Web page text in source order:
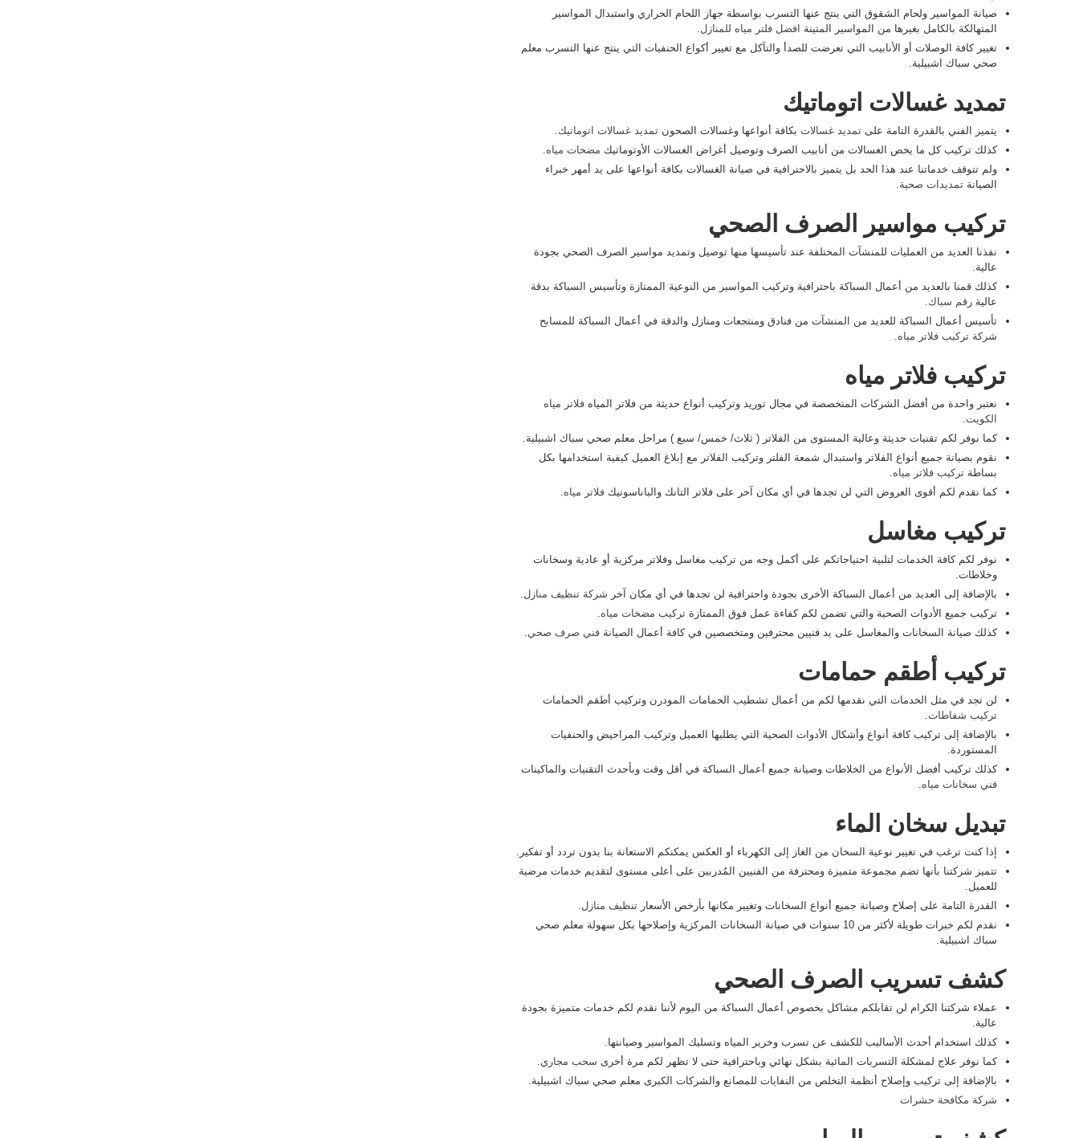
صيانة المواسير ولحام الشقوق التي ينتج عنها التسرب بواسطة جهاز اللحام الحراري واستبدال المواسير
المتهالكة بالكامل بغيرها من المواسير المتينة افضل فلتر مياه للمنازل
تغيير كافة الوصلات أو الأنابيب التي تعرضت للصدأ والتآكل مع تغيير أكواع الحنفيات التي ينتج عنها التسرب معلم
صحي سباك اشبيلية.
تمديد غسالات اتوماتيك
يتميز الفني بالقدرة التامة على تمديد غسالات بكافة أنواعها وغسالات الصحون تمديد غسالات اتوماتيك
كذلك تركيب كل ما يخص الغسالات من أنابيب الصرف وتوصيل أغراض الغسالات الأوتوماتيك مضخات مياه
ولم تتوقف خدماتنا عند هذا الحد بل يتميز بالاحترافية في صيانة الغسالات بكافة أنواعها على يد أمهر خبراء
الصيانة تمديدات صحية
تركيب مواسير الصرف الصحي
نفذنا العديد من العمليات للمنشآت المختلفة عند تأسيسها منها توصيل وتمديد مواسير الصرف الصحي بجودة
عالية.
كذلك قمنا بالعديد من أعمال السباكة باحترافية وتركيب المواسير من النوعية الممتازة وتأسيس السباكة بدقة
عالية رقم سباك
تأسيس أعمال السباكة للعديد من المنشآت من فنادق ومنتجعات ومنازل والدقة في أعمال السباكة للمسابح
شركة تركيب فلاتر مياه
تركيب فلاتر مياه
نعتبر واحدة من أفضل الشركات المتخصصة في مجال توريد وتركيب أنواع حديثة من فلاتر المياه فلاتر مياه
الكويت
كما نوفر لكم تقنيات حديثة وعالية المستوى من الفلاتر ( ثلاث/ خمس/ سبع ) مراحل معلم صحي سباك اشبيلية.
نقوم بصيانة جميع أنواع الفلاتر واستبدال شمعة الفلتر وتركيب الفلاتر مع إبلاغ العميل كيفية استخدامها بكل
بساطة تركيب فلاتر مياه
كما نقدم لكم أقوى العروض التي لن تجدها في أي مكان آخر على فلاتر التانك والباناسونيك فلاتر مياه
تركيب مغاسل
نوفر لكم كافة الخدمات لتلبية احتياجاتكم على أكمل وجه من تركيب مغاسل وفلاتر مركزية أو عادية وسخانات
وخلاطات.
بالإضافة إلى العديد من أعمال السباكة الأخرى بجودة واحترافية لن تجدها في أي مكان آخر شركة تنظيف منازل
تركيب جميع الأدوات الصحية والتي تضمن لكم كفاءة عمل فوق الممتازة تركيب مضخات مياه
كذلك صيانة السخانات والمغاسل على يد فنيين محترفين ومتخصصين في كافة أعمال الصيانة فني صرف صحي
تركيب أطقم حمامات
لن تجد في مثل الخدمات التي نقدمها لكم من أعمال تشطيب الحمامات المودرن وتركيب أطقم الحمامات
تركيب شفاطات
بالإضافة إلى تركيب كافة أنواع وأشكال الأدوات الصحية التي يطلبها العميل وتركيب المراحيض والحنفيات
المستوردة.
كذلك تركيب أفضل الأنواع من الخلاطات وصيانة جميع أعمال السباكة في أقل وقت وبأحدث التقنيات والماكينات
فني سخانات مياه
تبديل سخان الماء
إذا كنت ترغب في تغيير نوعية السخان من الغاز إلى الكهرباء أو العكس يمكنكم الاستعانة بنا بدون تردد أو تفكير.
تتميز شركتنا بأنها تضم مجموعة متميزة ومحترفة من الفنيين المُدربين على أعلى مستوى لتقديم خدمات مرضية
للعميل.
القدرة التامة على إصلاح وصيانة جميع أنواع السخانات وتغيير مكانها بأرخص الأسعار تنظيف منازل
نقدم لكم خبرات طويلة لأكثر من 10 سنوات في صيانة السخانات المركزية وإصلاحها بكل سهولة معلم صحي
سباك اشبيلية.
كشف تسريب الصرف الصحي
عملاء شركتنا الكرام لن تقابلكم مشاكل بخصوص أعمال السباكة من اليوم لأننا نقدم لكم خدمات متميزة بجودة
عالية.
كذلك استخدام أحدث الأساليب للكشف عن تسرب وخرير المياه وتسليك المواسير وصيانتها.
كما نوفر علاج لمشكلة التسربات المائية بشكل نهائي وباحترافية حتى لا تظهر لكم مرة أخرى سحب مجاري
بالإضافة إلى تركيب وإصلاح أنظمة التخلص من النفايات للمصانع والشركات الكبرى معلم صحي سباك اشبيلية.
شركة مكافحة حشرات